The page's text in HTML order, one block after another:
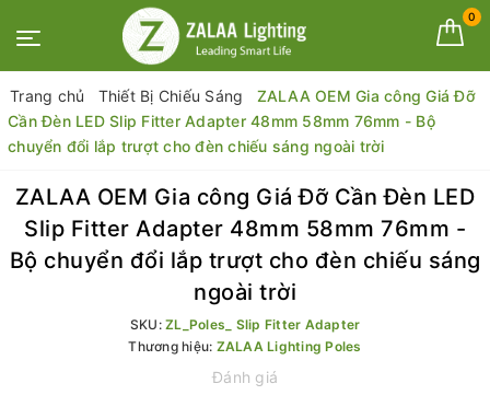
0
Trang chủ Thiết Bị Chiếu Sáng
ZALAA OEM Gia công Giá Đỡ
Cần Đèn LED Slip Fitter Adapter 48mm 58mm 76mm - Bộ
chuyển đổi lắp trượt cho đèn chiếu sáng ngoài trời
ZALAA OEM Gia công Giá Đỡ Cần Đèn LED
Slip Fitter Adapter 48mm 58mm 76mm -
Bộ chuyển đổi lắp trượt cho đèn chiếu sáng
ngoài trời
SKU: ZL_Poles_ Slip Fitter Adapter
Thương hiệu: ZALAA Lighting Poles
Đánh giá